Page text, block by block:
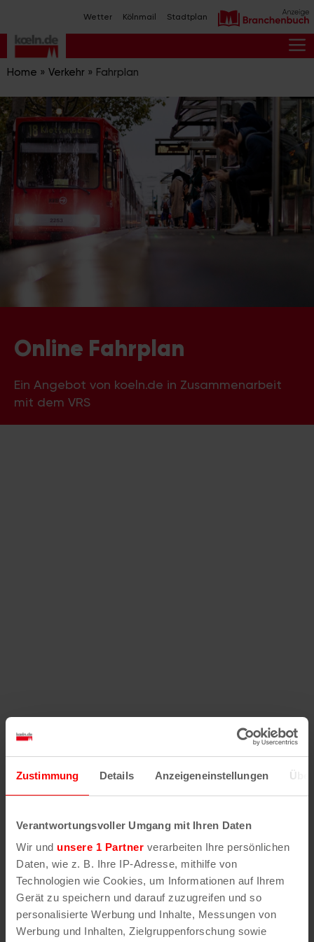
Zustimmung Details Anzeigeneinstellungen
Verantwortungsvoller Umgang mit Ihren Daten
Wir und unsere 1 Partner verarbeiten Ihre persönlichen
Daten, wie z. B. Ihre IP-Adresse, mithilfe von
Technologien wie Cookies, um Informationen auf Ihrem
Gerät zu speichern und darauf zuzugreifen und so
personalisierte Werbung und Inhalte, Messungen von
Werbung und Inhalten, Zielgruppenforschung sowie
Inhalt
springen
Wetter Kölnmail Stadtplan
Home » Verkehr » Fahrplan
Online Fahrplan
Ein Angebot von koeln.de in Zusammenarbeit
mit dem VRS